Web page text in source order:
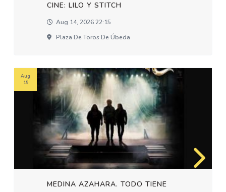
CINE: LILO Y STITCH
Aug 14, 2026 22:15
Plaza De Toros De Úbeda
MEDINA AZAHARA. TODO TIENE
Aug
15